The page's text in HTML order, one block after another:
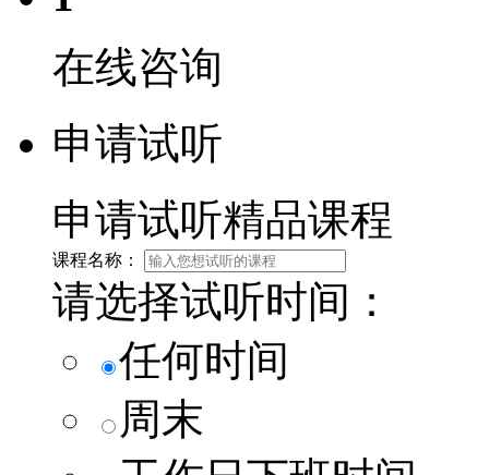
在线咨询
申请试听
申请试听精品课程
课程名称：
请选择试听时间：
任何时间
周末